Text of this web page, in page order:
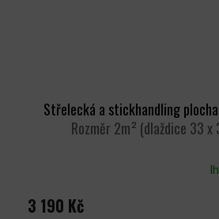
Střelecká a stickhandling
Rozměr 2m² (dlaždice 33 x
3 190 Kč